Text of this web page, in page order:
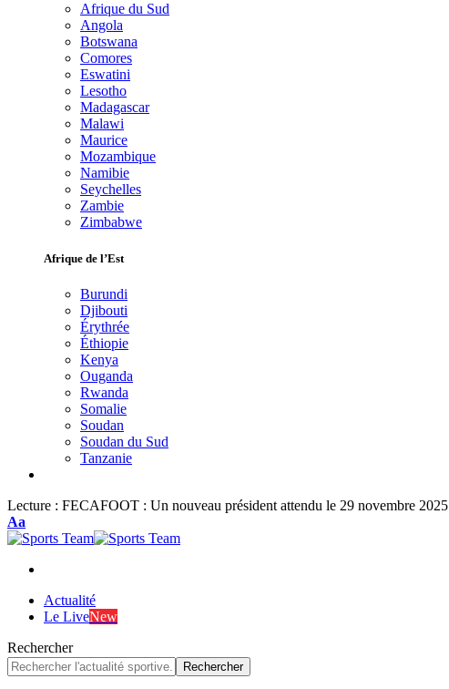
Afrique du Sud
Angola
Botswana
Comores
Eswatini
Lesotho
Madagascar
Malawi
Maurice
Mozambique
Namibie
Seychelles
Zambie
Zimbabwe
Afrique de l’Est
Burundi
Djibouti
Érythrée
Éthiopie
Kenya
Ouganda
Rwanda
Somalie
Soudan
Soudan du Sud
Tanzanie
Lecture : FECAFOOT : Un nouveau président attendu le 29 novembre 2025
Font
Resizer
Aa
Actualité
Le LiveNew
Rechercher